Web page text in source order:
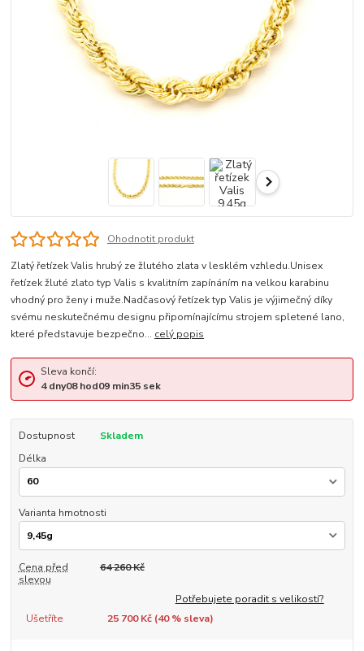
Ohodnotit produkt
Zlatý řetízek Valis hrubý ze žlutého zlata v lesklém vzhledu.Unisex
řetízek žluté zlato typ Valis s kvalitním zapínáním na velkou karabinu
vhodný pro ženy i muže.Nadčasový řetízek typ Valis je výjimečný díky
svému neskutečnému designu připomínajícímu strojem spletené lano,
které představuje bezpečno... celý popis
Sleva končí:
4 dny08hod09min35sek
Dostupnost
Skladem
Délka
Varianta hmotnosti
Cena před
slevou
64 260 Kč
Potřebujete poradit s velikostí?
Ušetříte
25 700 Kč (40% sleva)